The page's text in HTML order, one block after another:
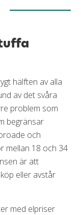
hälften av alla
av det svåra
problem som
begränsar
och
mellan 18 och 34
är att
eller avstår
med elpriser